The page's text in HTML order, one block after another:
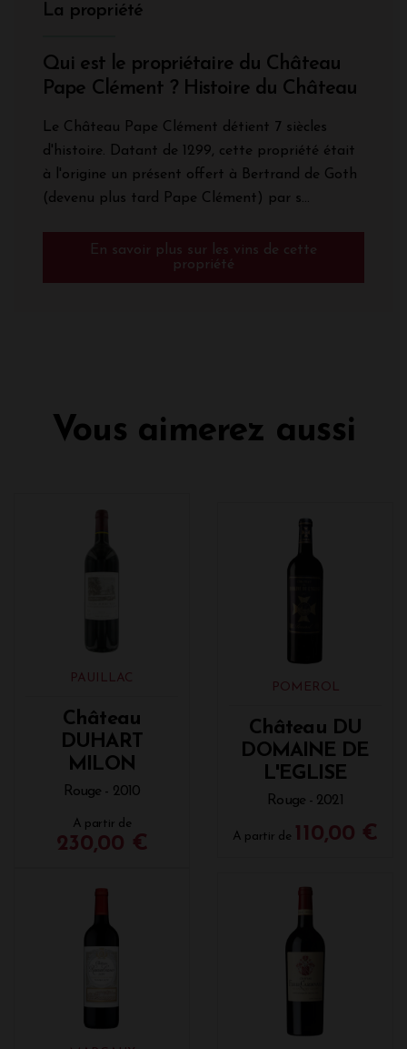
La propriété
Qui est le propriétaire du Château
Pape Clément ? Histoire du Château
Le Château Pape Clément détient 7 siècles
d'histoire. Datant de 1299, cette propriété était
à l'origine un présent offert à Bertrand de Goth
(devenu plus tard Pape Clément) par s...
En savoir plus sur les vins de cette
propriété
Vous aimerez aussi
PAUILLAC
Château
DUHART
MILON
Rouge - 2010
A partir de
230,00 €
POMEROL
Château DU
DOMAINE DE
L'EGLISE
Rouge - 2021
A partir de 110,00 €